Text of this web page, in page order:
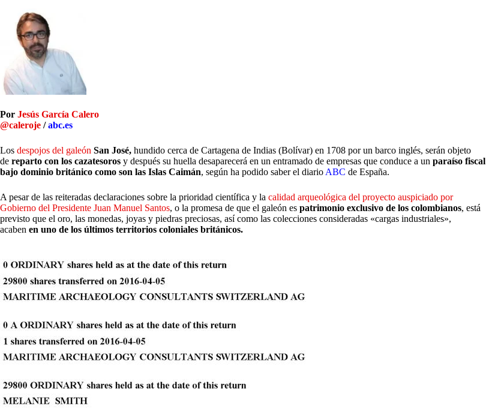
Por Jesús García Calero
@caleroje /abc.es
Los despojos del galeón San José, hundido cerca de Cartagena de Indias (Bolívar) en 1708 por un barco inglés, serán objeto
de reparto con los cazatesoros y después su huella desaparecerá en un entramado de empresas que conduce a un paraíso fiscal
bajo dominio británico como son las Islas Caimán, según ha podido saber el diario ABC de España.
A pesar de las reiteradas declaraciones sobre la prioridad científica y la calidad arqueológica del proyecto auspiciado por
Gobierno del Presidente Juan Manuel Santos, o la promesa de que el galeón es patrimonio exclusivo de los colombianos, está
previsto que el oro, las monedas, joyas y piedras preciosas, así como las colecciones consideradas «cargas industriales»,
acaben en uno de los últimos territorios coloniales británicos.